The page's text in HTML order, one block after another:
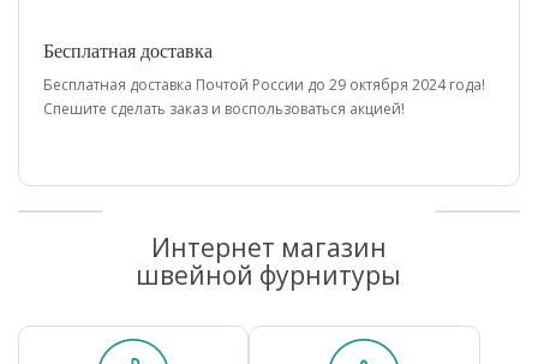
Бесплатная доставка
Бесплатная доставка Почтой России до 29 октября 2024 года!
Спешите сделать заказ и воспользоваться акцией!
Интернет магазин
швейной фурнитуры